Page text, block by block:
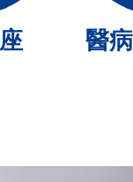
醫